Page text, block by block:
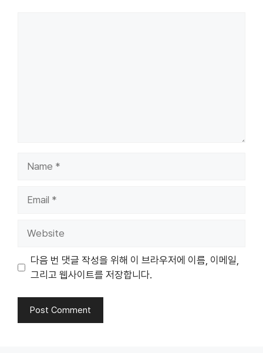
다음 번 댓글 작성을 위해 이 브라우저에 이름, 이메일,
그리고 웹사이트를 저장합니다.